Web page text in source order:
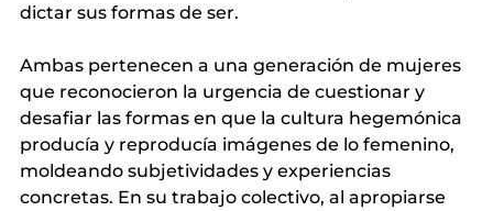
dictar sus formas de ser.
Ambas pertenecen a una generación de mujeres
que reconocieron la urgencia de cuestionar y
desafiar las formas en que la cultura hegemónica
producía y reproducía imágenes de lo femenino,
moldeando subjetividades y experiencias
concretas. En su trabajo colectivo, al apropiarse